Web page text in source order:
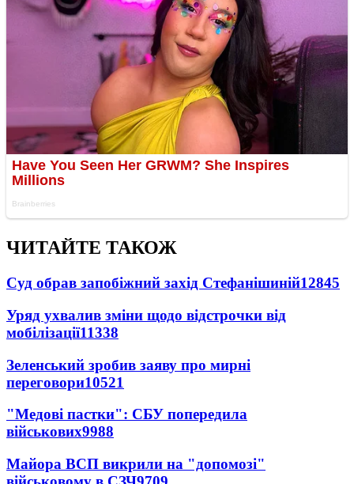
ЧИТАЙТЕ ТАКОЖ
Суд обрав запобіжний захід Стефанішиній12845
Уряд ухвалив зміни щодо відстрочки від
мобілізації11338
Зеленський зробив заяву про мирні
переговори10521
"Медові пастки": СБУ попередила
військових9988
Майора ВСП викрили на "допомозі"